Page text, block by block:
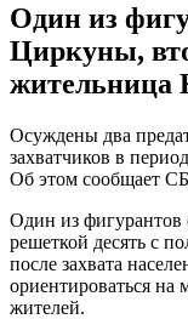
Один из
Циркуны,
жительница
Осуждены два
захватчиков в
Об этом сообщает
Один из фигурантов
решеткой десять с
после захвата
ориентироваться на
жителей.